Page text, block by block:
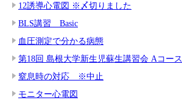
12誘導心電図 ※〆切りました
BLS講習 Basic
血圧測定で分かる病態
第18回 島根大学新生児蘇生講習会 Aコース
窒息時の対応 ※中止
モニター心電図